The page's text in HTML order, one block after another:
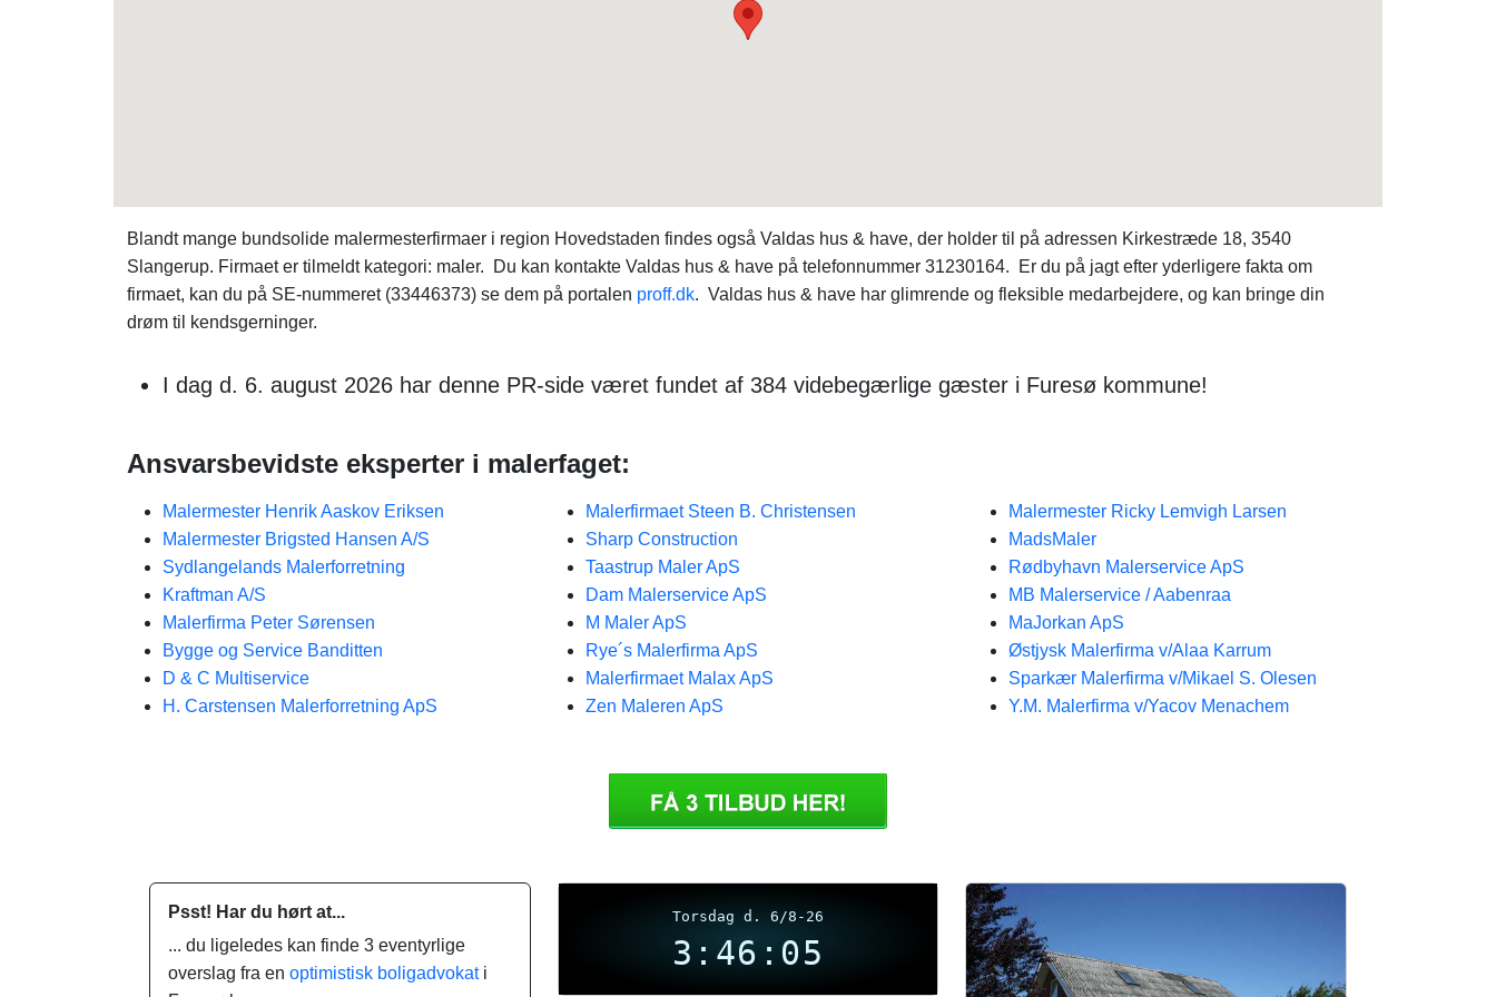
Blandt mange bundsolide malermesterfirmaer i region Hovedstaden findes også Valdas hus & have, der holder til på adressen Kirkestræde 18, 3540
Slangerup. Firmaet er tilmeldt kategori: maler. Du kan kontakte Valdas hus & have på telefonnummer 31230164. Er du på jagt efter yderligere fakta om
firmaet, kan du på SE-nummeret (33446373) se dem på portalen proff.dk. Valdas hus & have har glimrende og fleksible medarbejdere, og kan bringe din
drøm til kendsgerninger.
I dag d. 6. august 2026 har denne PR-side været fundet af 384 videbegærlige gæster i Furesø kommune!
Ansvarsbevidste eksperter i malerfaget:
Malermester Henrik Aaskov Eriksen
Malermester Brigsted Hansen A/S
Sydlangelands Malerforretning
Kraftman A/S
Malerfirma Peter Sørensen
Bygge og Service Banditten
D & C Multiservice
H. Carstensen Malerforretning ApS
Malerfirmaet Steen B. Christensen
Sharp Construction
Taastrup Maler ApS
Dam Malerservice ApS
M Maler ApS
Rye´s Malerfirma ApS
Malerfirmaet Malax ApS
Zen Maleren ApS
Malermester Ricky Lemvigh Larsen
MadsMaler
Rødbyhavn Malerservice ApS
MB Malerservice / Aabenraa
MaJorkan ApS
Østjysk Malerfirma v/Alaa Karrum
Sparkær Malerfirma v/Mikael S. Olesen
Y.M. Malerfirma v/Yacov Menachem
Psst! Har du hørt at...
... du ligeledes kan finde 3 eventyrlige
overslag fra en optimistisk boligadvokati
Torsdag d. 6/8-26
3:46:05